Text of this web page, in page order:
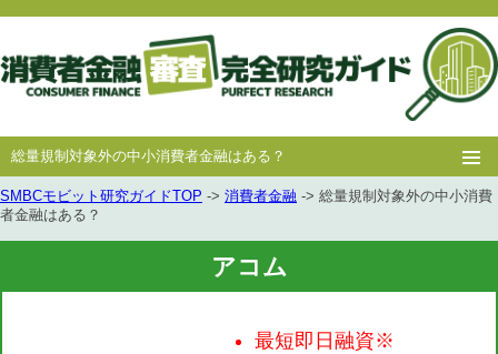
総量規制対象外の中小消費者金融はある？
ホー
ム
消費者
金融
中小消費者
金融
キャッシング
審査
キャッシング
豆知識
SMBCモビット研究ガイドTOP -> 消費者金融 -> 総量規制対象外の中小消費
者金融はある？
アコム
最短即日融資※